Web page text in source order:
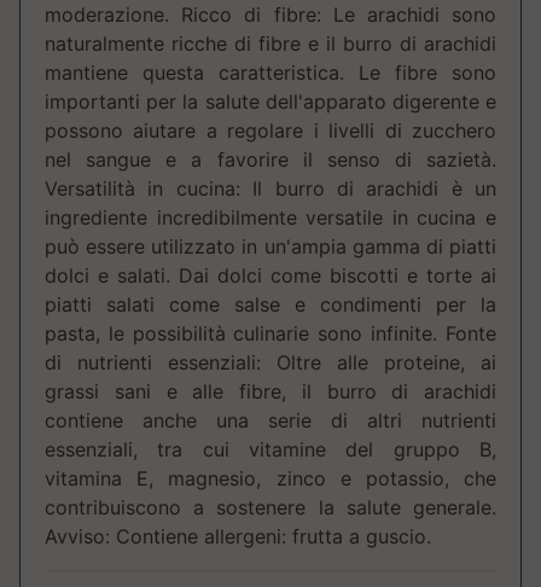
moderazione. Ricco di fibre: Le arachidi sono
naturalmente ricche di fibre e il burro di arachidi
mantiene questa caratteristica. Le fibre sono
importanti per la salute dell'apparato digerente e
possono aiutare a regolare i livelli di zucchero
nel sangue e a favorire il senso di sazietà.
Versatilità in cucina: Il burro di arachidi è un
ingrediente incredibilmente versatile in cucina e
può essere utilizzato in un'ampia gamma di piatti
dolci e salati. Dai dolci come biscotti e torte ai
piatti salati come salse e condimenti per la
pasta, le possibilità culinarie sono infinite. Fonte
di nutrienti essenziali: Oltre alle proteine, ai
grassi sani e alle fibre, il burro di arachidi
contiene anche una serie di altri nutrienti
essenziali, tra cui vitamine del gruppo B,
vitamina E, magnesio, zinco e potassio, che
contribuiscono a sostenere la salute generale.
Avviso: Contiene allergeni: frutta a guscio.